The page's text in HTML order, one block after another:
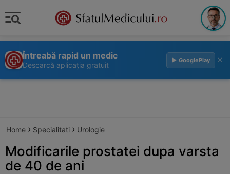
Întreabă rapid un medic
Descarcă aplicația gratuit
▶ GooglePlay ×
Home › Specialitati › Urologie
Modificarile prostatei dupa varsta
de 40 de ani